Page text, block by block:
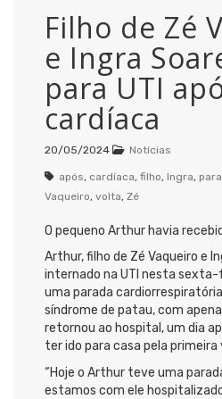
Filho de Zé
e Ingra
para UTI
cardíaca
20/05/2024 Notícias
após, cardíaca, filho, Ingra, para
Vaqueiro, volta, Zé
O pequeno Arthur havia
Arthur, filho de Zé Vaqueiro e
internado na UTI nesta sexta-
uma parada
síndrome de patau, com
retornou ao hospital, um dia
ter ido para casa pela primeira
“Hoje o Arthur teve uma
estamos com ele